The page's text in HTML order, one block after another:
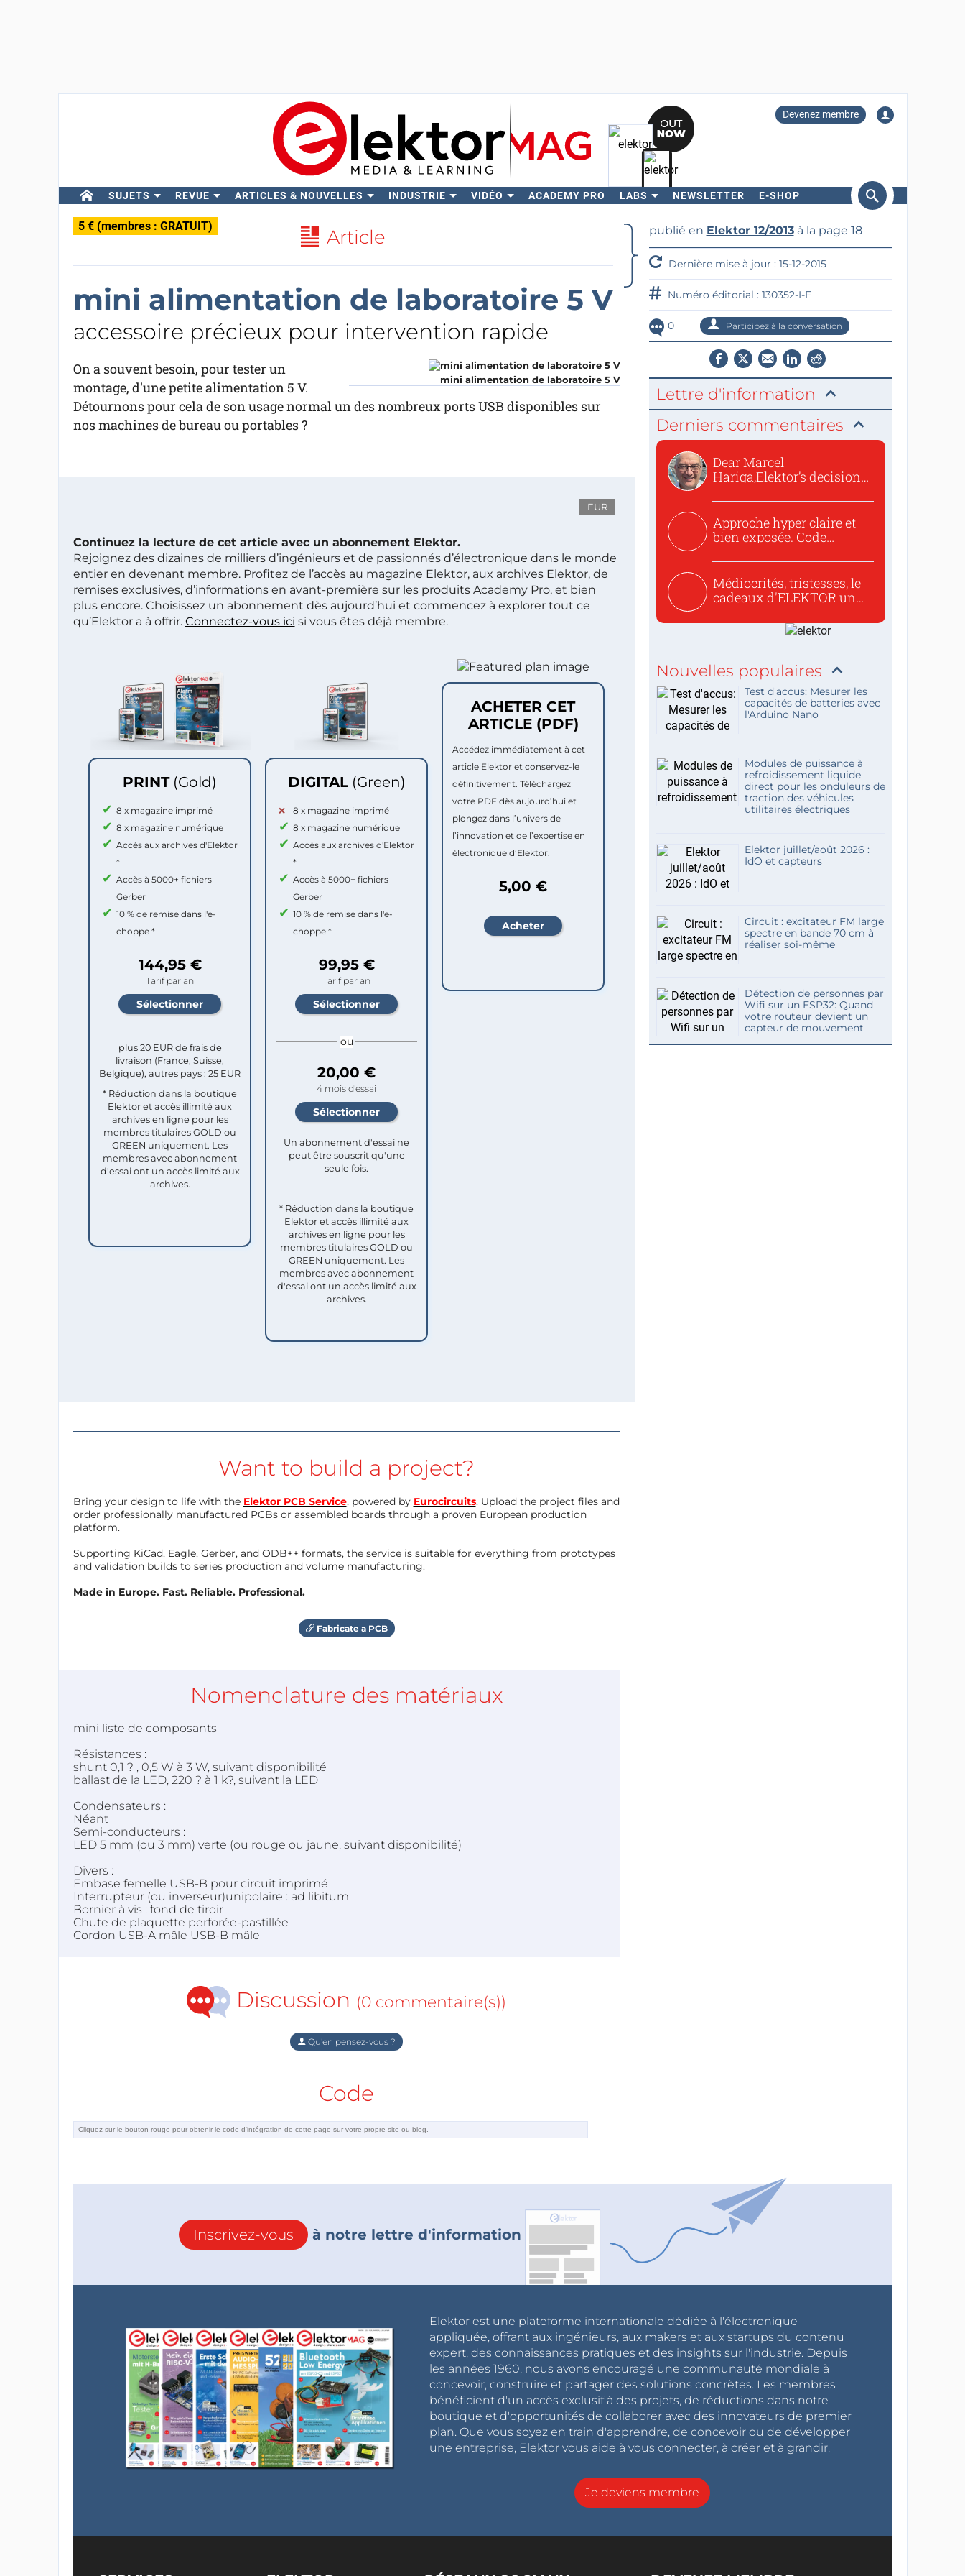
Devenez membre
SUJETS REVUE ARTICLES & NOUVELLES INDUSTRIE VIDÉO ACADEMY PRO LABS NEWSLETTER E-SHOP
Rechercher
5 € (membres : GRATUIT) Article
mini alimentation de laboratoire 5 V
accessoire précieux pour intervention rapide
mini alimentation de laboratoire 5 V
On a souvent besoin, pour tester un
montage, d'une petite alimentation 5 V.
Détournons pour cela de son usage normal un des nombreux ports USB disponibles sur
nos machines de bureau ou portables ?
EUR
Continuez la lecture de cet article avec un abonnement Elektor.
Rejoignez des dizaines de milliers d’ingénieurs et de passionnés d’électronique dans le monde
entier en devenant membre. Profitez de l’accès au magazine Elektor, aux archives Elektor, de
remises exclusives, d’informations en avant-première sur les produits Academy Pro, et bien
plus encore. Choisissez un abonnement dès aujourd’hui et commencez à explorer tout ce
qu’Elektor a à offrir. Connectez-vous ici si vous êtes déjà membre.
PRINT (Gold)
8 x magazine imprimé
8 x magazine numérique
Accès aux archives d'Elektor
*
Accès à 5000+ fichiers
Gerber
10 % de remise dans l'e-
choppe *
144,95 €
Tarif par an
plus 20 EUR de frais de
livraison (France, Suisse,
Belgique), autres pays : 25 EUR
* Réduction dans la boutique
Elektor et accès illimité aux
archives en ligne pour les
membres titulaires GOLD ou
GREEN uniquement. Les
membres avec abonnement
d'essai ont un accès limité aux
archives.
DIGITAL (Green)
8 x magazine imprimé
8 x magazine numérique
Accès aux archives d'Elektor
*
Accès à 5000+ fichiers
Gerber
10 % de remise dans l'e-
choppe *
99,95 €
Tarif par an
ou
20,00 €
4 mois d'essai
Un abonnement d'essai ne
peut être souscrit qu'une
seule fois.​
* Réduction dans la boutique
Elektor et accès illimité aux
archives en ligne pour les
membres titulaires GOLD ou
GREEN uniquement. Les
membres avec abonnement
d'essai ont un accès limité aux
archives.
ACHETER CET
ARTICLE (PDF)
Accédez immédiatement à cet
article Elektor et conservez-le
définitivement. Téléchargez
votre PDF dès aujourd’hui et
plongez dans l’univers de
l’innovation et de l’expertise en
électronique d’Elektor.
5,00 €
Want to build a project?
Bring your design to life with the Elektor PCB Service, powered by Eurocircuits. Upload the project files and
order professionally manufactured PCBs or assembled boards through a proven European production
platform.
Supporting KiCad, Eagle, Gerber, and ODB++ formats, the service is suitable for everything from prototypes
and validation builds to series production and volume manufacturing.
Made in Europe. Fast. Reliable. Professional.
Fabricate a PCB
Nomenclature des matériaux
mini liste de composants
Résistances :
shunt 0,1 ? , 0,5 W à 3 W, suivant disponibilité
ballast de la LED, 220 ? à 1 k?, suivant la LED
Condensateurs :
Néant
Semi-conducteurs :
LED 5 mm (ou 3 mm) verte (ou rouge ou jaune, suivant disponibilité)
Divers :
Embase femelle USB-B pour circuit imprimé
Interrupteur (ou inverseur)unipolaire : ad libitum
Bornier à vis : fond de tiroir
Chute de plaquette perforée-pastillée
Cordon USB-A mâle USB-B mâle
Discussion (0 commentaire(s))
Qu'en pensez-vous ?
Code
publié en Elektor 12/2013à la page 18
Dernière mise à jour : 15-12-2015
Numéro éditorial : 130352-I-F
0 Participez à la conversation
Lettre d'information
Derniers commentaires
Dear Marcel
Hariga,Elektor’s decision
Approche hyper claire et
bien exposée. Code
Médiocrités, tristesses, le
cadeaux d'ELEKTOR un
Nouvelles populaires
Test d'accus: Mesurer les
capacités de batteries avec
l'Arduino Nano
Modules de puissance à
refroidissement liquide
direct pour les onduleurs de
traction des véhicules
utilitaires électriques
Elektor juillet/août 2026 :
IdO et capteurs
Circuit : excitateur FM large
spectre en bande 70 cm à
réaliser soi-même
Détection de personnes par
Wifi sur un ESP32: Quand
votre routeur devient un
capteur de mouvement
Inscrivez-vous à notre lettre d'information
Elektor est une plateforme internationale dédiée à l'électronique
appliquée, offrant aux ingénieurs, aux makers et aux startups du contenu
expert, des connaissances pratiques et des insights sur l'industrie. Depuis
les années 1960, nous avons encouragé une communauté mondiale à
concevoir, construire et partager des solutions concrètes. Les membres
bénéficient d'un accès exclusif à des projets, de réductions dans notre
boutique et d'opportunités de collaborer avec des innovateurs de premier
plan. Que vous soyez en train d'apprendre, de concevoir ou de développer
une entreprise, Elektor vous aide à vous connecter, à créer et à grandir.
Je deviens membre